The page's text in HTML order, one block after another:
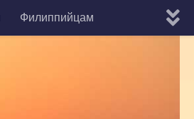
Филиппийцам